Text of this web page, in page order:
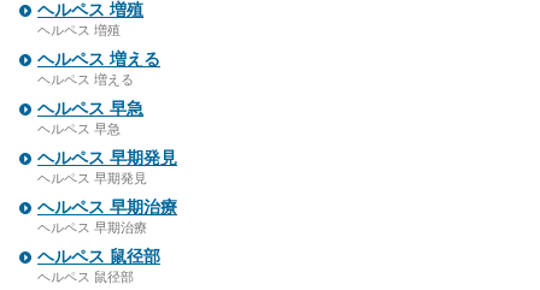
ヘルペス 増殖
ヘルペス 増殖
ヘルペス 増える
ヘルペス 増える
ヘルペス 早急
ヘルペス 早急
ヘルペス 早期発見
ヘルペス 早期発見
ヘルペス 早期治療
ヘルペス 早期治療
ヘルペス 鼠径部
ヘルペス 鼠径部